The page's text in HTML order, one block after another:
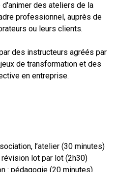
des ateliers de la
professionnel, auprès de
ou leurs clients.
des instructeurs agréés par
de transformation et des
en entreprise.
l’atelier (30 minutes)
lot par lot (2h30)
: pédagogie (20 minutes)